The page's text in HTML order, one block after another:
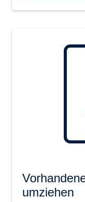
umziehen